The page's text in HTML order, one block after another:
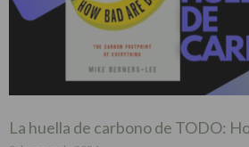
La huella de carbono de TODO: